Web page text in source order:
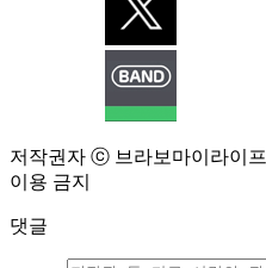
저작권자 ⓒ 브라보마이라이
이용 금지
댓글